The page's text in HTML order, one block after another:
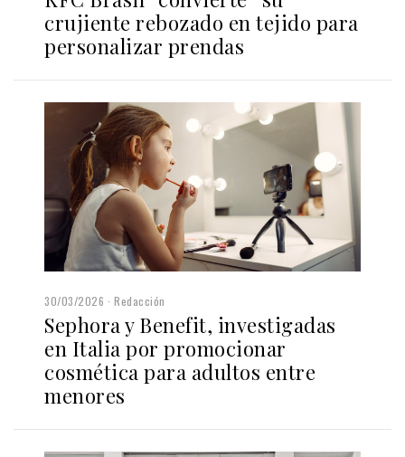
crujiente rebozado en tejido para
personalizar prendas
30/03/2026 Redacción
Sephora y Benefit, investigadas
en Italia por promocionar
cosmética para adultos entre
menores